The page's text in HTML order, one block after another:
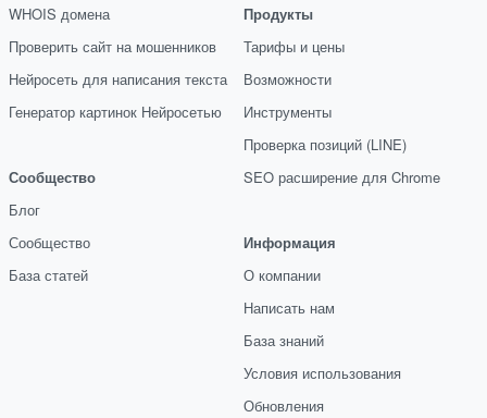
WHOIS домена
Проверить сайт на мошенников
Нейросеть для написания текста
Генератор картинок Нейросетью
Сообщество
Блог
Сообщество
База статей
Продукты
Тарифы и цены
Возможности
Инструменты
Проверка позиций (LINE)
SEO расширение для Chrome
Информация
О компании
Написать нам
База знаний
Условия использования
Обновления